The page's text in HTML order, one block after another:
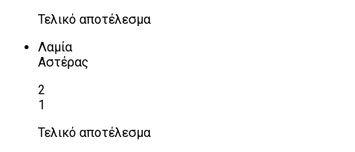
Τελικό αποτέλεσμα
Λαμία
Αστέρας
2
1
Τελικό αποτέλεσμα